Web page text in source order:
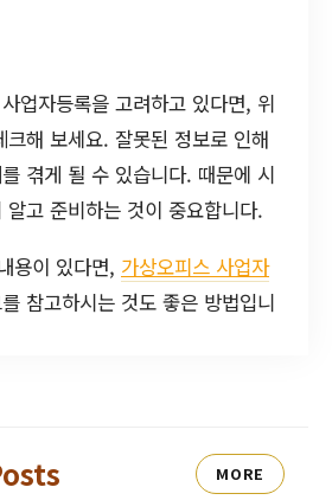
업자등록을 고려하고 있다면, 위
크해 보세요. 잘못된 정보로 인해
겪게 될 수 있습니다. 때문에 시
고 준비하는 것이 중요합니다.
용이 있다면, 가상오피스 사업자
참고하시는 것도 좋은 방법입니
MORE